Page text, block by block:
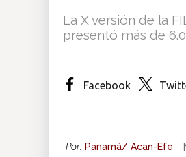
Multimedia
La X versión de la
presentó más de
Facebook
Por: Panamá/ Acan-Efe -